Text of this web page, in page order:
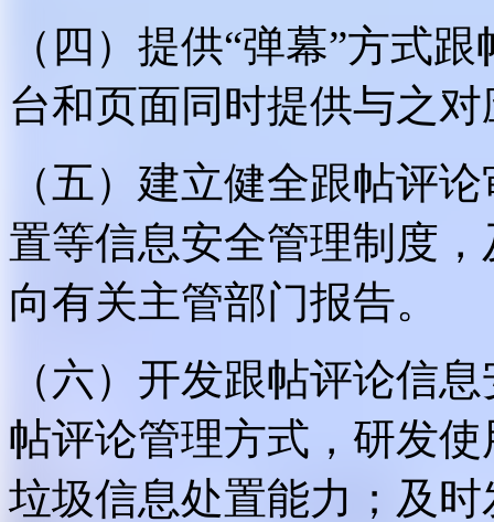
（四）提供“弹幕”方式
台和页面同时提供与之
（五）建立健全跟帖评
置等信息安全管理制度
向有关主管部门报告。
（六）开发跟帖评论信
帖评论管理方式，研发
垃圾信息处置能力；及